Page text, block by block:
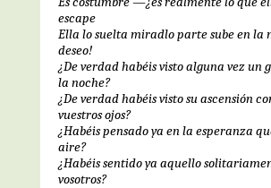
escape
Ella lo suelta miradlo parte sube en la
deseo!
¿De verdad habéis visto alguna vez un
la noche?
¿De verdad habéis visto su ascensión
vuestros ojos?
¿Habéis pensado ya en la esperanza
aire?
¿Habéis sentido ya aquello
vosotros?